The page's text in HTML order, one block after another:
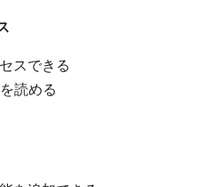
スできる
読める